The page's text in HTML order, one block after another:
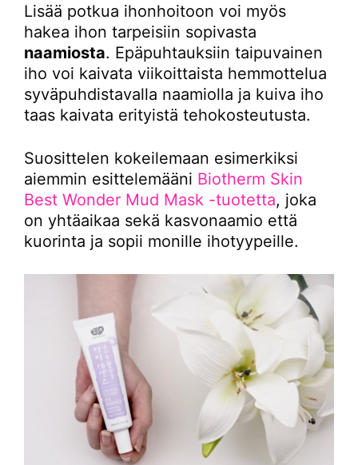
Lisää potkua ihonhoitoon voi myös
hakea ihon tarpeisiin sopivasta
naamiosta. Epäpuhtauksiin taipuvainen
iho voi kaivata viikoittaista hemmottelua
syväpuhdistavalla naamiolla ja kuiva iho
taas kaivata erityistä tehokosteutusta.
Suosittelen kokeilemaan esimerkiksi
aiemmin esittelemääni Biotherm Skin
Best Wonder Mud Mask -tuotetta, joka
on yhtäaikaa sekä kasvonaamio että
kuorinta ja sopii monille ihotyypeille.